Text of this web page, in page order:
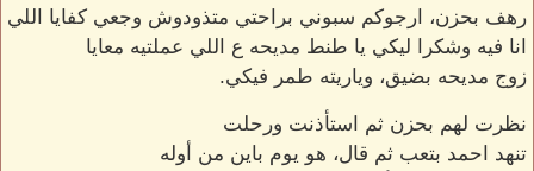
رهف بحزن، ارجوكم سبوني براحتي متذودوش وجعي كفايا اللي
انا فيه وشكرا ليكي يا طنط مديحه ع اللي عملتيه معايا
زوج مديحه بضيق، وياريته طمر فيكي.
نظرت لهم بحزن ثم استأذنت ورحلت
تنهد احمد بتعب ثم قال، هو يوم باين من أوله